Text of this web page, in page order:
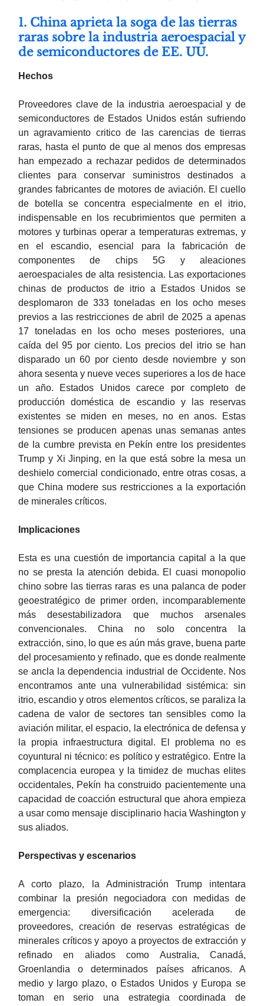
1. China aprieta la soga de las tierras
raras sobre la industria aeroespacial y
de semiconductores de EE. UU.
Hechos
Proveedores clave de la industria aeroespacial y de
semiconductores de Estados Unidos están sufriendo
un agravamiento critico de las carencias de tierras
raras, hasta el punto de que al menos dos empresas
han empezado a rechazar pedidos de determinados
clientes para conservar suministros destinados a
grandes fabricantes de motores de aviación. El cuello
de botella se concentra especialmente en el itrio,
indispensable en los recubrimientos que permiten a
motores y turbinas operar a temperaturas extremas, y
en el escandio, esencial para la fabricación de
componentes de chips 5G y aleaciones
aeroespaciales de alta resistencia. Las exportaciones
chinas de productos de itrio a Estados Unidos se
desplomaron de 333 toneladas en los ocho meses
previos a las restricciones de abril de 2025 a apenas
17 toneladas en los ocho meses posteriores, una
caída del 95 por ciento. Los precios del itrio se han
disparado un 60 por ciento desde noviembre y son
ahora sesenta y nueve veces superiores a los de hace
un año. Estados Unidos carece por completo de
producción doméstica de escandio y las reservas
existentes se miden en meses, no en anos. Estas
tensiones se producen apenas unas semanas antes
de la cumbre prevista en Pekín entre los presidentes
Trump y Xi Jinping, en la que está sobre la mesa un
deshielo comercial condicionado, entre otras cosas, a
que China modere sus restricciones a la exportación
de minerales críticos.
Implicaciones
Esta es una cuestión de importancia capital a la que
no se presta la atención debida. El cuasi monopolio
chino sobre las tierras raras es una palanca de poder
geoestratégico de primer orden, incomparablemente
más desestabilizadora que muchos arsenales
convencionales. China no solo concentra la
extracción, sino, lo que es aún más grave, buena parte
del procesamiento y refinado, que es donde realmente
se ancla la dependencia industrial de Occidente. Nos
encontramos ante una vulnerabilidad sistémica: sin
itrio, escandio y otros elementos críticos, se paraliza la
cadena de valor de sectores tan sensibles como la
aviación militar, el espacio, la electrónica de defensa y
la propia infraestructura digital. El problema no es
coyuntural ni técnico: es político y estratégico. Entre la
complacencia europea y la timidez de muchas elites
occidentales, Pekín ha construido pacientemente una
capacidad de coacción estructural que ahora empieza
a usar como mensaje disciplinario hacia Washington y
sus aliados.
Perspectivas y escenarios
A corto plazo, la Administración Trump intentara
combinar la presión negociadora con medidas de
emergencia: diversificación acelerada de
proveedores, creación de reservas estratégicas de
minerales críticos y apoyo a proyectos de extracción y
refinado en aliados como Australia, Canadá,
Groenlandia o determinados países africanos. A
medio y largo plazo, o Estados Unidos y Europa se
toman en serio una estrategia coordinada de